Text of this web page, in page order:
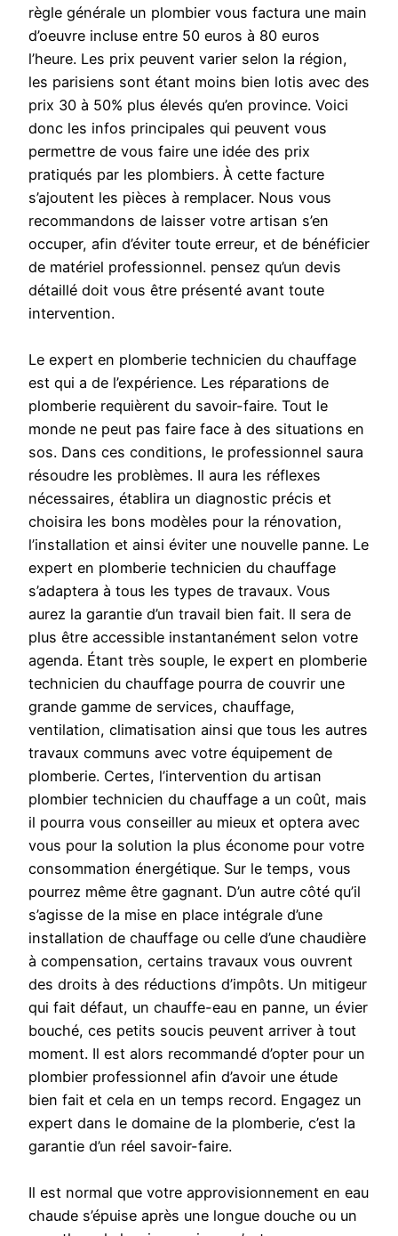
règle générale un plombier vous factura une main
d’oeuvre incluse entre 50 euros à 80 euros
l’heure. Les prix peuvent varier selon la région,
les parisiens sont étant moins bien lotis avec des
prix 30 à 50% plus élevés qu’en province. Voici
donc les infos principales qui peuvent vous
permettre de vous faire une idée des prix
pratiqués par les plombiers. À cette facture
s’ajoutent les pièces à remplacer. Nous vous
recommandons de laisser votre artisan s’en
occuper, afin d’éviter toute erreur, et de bénéficier
de matériel professionnel. pensez qu’un devis
détaillé doit vous être présenté avant toute
intervention.
Le expert en plomberie technicien du chauffage
est qui a de l’expérience. Les réparations de
plomberie requièrent du savoir-faire. Tout le
monde ne peut pas faire face à des situations en
sos. Dans ces conditions, le professionnel saura
résoudre les problèmes. Il aura les réflexes
nécessaires, établira un diagnostic précis et
choisira les bons modèles pour la rénovation,
l’installation et ainsi éviter une nouvelle panne. Le
expert en plomberie technicien du chauffage
s’adaptera à tous les types de travaux. Vous
aurez la garantie d’un travail bien fait. Il sera de
plus être accessible instantanément selon votre
agenda. Étant très souple, le expert en plomberie
technicien du chauffage pourra de couvrir une
grande gamme de services, chauffage,
ventilation, climatisation ainsi que tous les autres
travaux communs avec votre équipement de
plomberie. Certes, l’intervention du artisan
plombier technicien du chauffage a un coût, mais
il pourra vous conseiller au mieux et optera avec
vous pour la solution la plus économe pour votre
consommation énergétique. Sur le temps, vous
pourrez même être gagnant. D’un autre côté qu’il
s’agisse de la mise en place intégrale d’une
installation de chauffage ou celle d’une chaudière
à compensation, certains travaux vous ouvrent
des droits à des réductions d’impôts. Un mitigeur
qui fait défaut, un chauffe-eau en panne, un évier
bouché, ces petits soucis peuvent arriver à tout
moment. Il est alors recommandé d’opter pour un
plombier professionnel afin d’avoir une étude
bien fait et cela en un temps record. Engagez un
expert dans le domaine de la plomberie, c’est la
garantie d’un réel savoir-faire.
Il est normal que votre approvisionnement en eau
chaude s’épuise après une longue douche ou un